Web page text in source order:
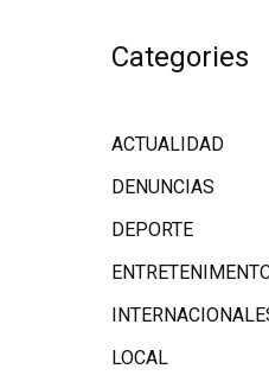
Categories
ACTUALIDAD
DENUNCIAS
DEPORTE
LOCAL